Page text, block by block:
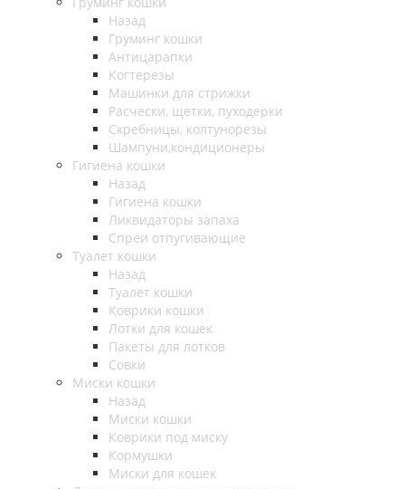
Назад
Груминг кошки
Антицарапки
Когтерезы
Машинки для стрижки
Расчески, щетки, пуходерки
Скребницы, колтунорезы
Шампуни,кондиционеры
Гигиена кошки
Назад
Гигиена кошки
Ликвидаторы запаха
Спреи отпугивающие
Туалет кошки
Назад
Туалет кошки
Коврики кошки
Лотки для кошек
Пакеты для лотков
Совки
Миски кошки
Назад
Миски кошки
Коврики под миску
Кормушки
Миски для кошек